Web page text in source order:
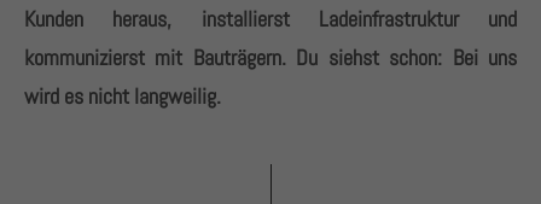
Cum sociis natoque penatibus et magnis dis
parturient montes, nascetur ridiculus mus. Donec
Kunden heraus, installierst Ladeinfrastruktur und
kommunizierst mit Bauträgern. Du siehst schon: Bei uns
wird es nicht langweilig.